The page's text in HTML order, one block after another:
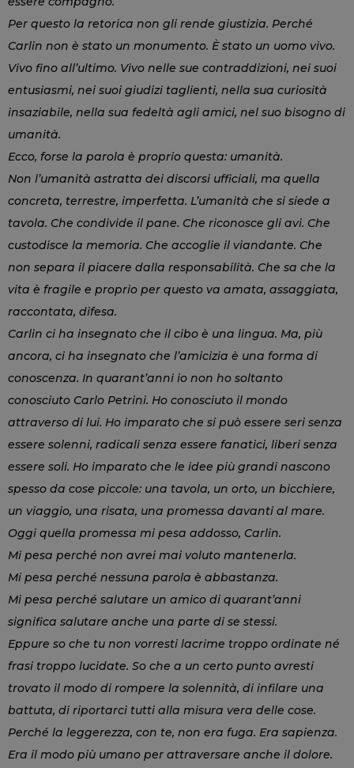
Per questo la retorica non gli rende giustizia. Perché
Carlin non è stato un monumento. È stato un uomo vivo.
Vivo fino all’ultimo. Vivo nelle sue contraddizioni, nei suoi
entusiasmi, nei suoi giudizi taglienti, nella sua curiosità
insaziabile, nella sua fedeltà agli amici, nel suo bisogno di
umanità.
Ecco, forse la parola è proprio questa: umanità.
Non l’umanità astratta dei discorsi ufficiali, ma quella
concreta, terrestre, imperfetta. L’umanità che si siede a
tavola. Che condivide il pane. Che riconosce gli avi. Che
custodisce la memoria. Che accoglie il viandante. Che
non separa il piacere dalla responsabilità. Che sa che la
vita è fragile e proprio per questo va amata, assaggiata,
raccontata, difesa.
Carlin ci ha insegnato che il cibo è una lingua. Ma, più
ancora, ci ha insegnato che l’amicizia è una forma di
conoscenza. In quarant’anni io non ho soltanto
conosciuto Carlo Petrini. Ho conosciuto il mondo
attraverso di lui. Ho imparato che si può essere seri senza
essere solenni, radicali senza essere fanatici, liberi senza
essere soli. Ho imparato che le idee più grandi nascono
spesso da cose piccole: una tavola, un orto, un bicchiere,
un viaggio, una risata, una promessa davanti al mare.
Oggi quella promessa mi pesa addosso, Carlin.
Mi pesa perché non avrei mai voluto mantenerla.
Mi pesa perché nessuna parola è abbastanza.
Mi pesa perché salutare un amico di quarant’anni
significa salutare anche una parte di se stessi.
Eppure so che tu non vorresti lacrime troppo ordinate né
frasi troppo lucidate. So che a un certo punto avresti
trovato il modo di rompere la solennità, di infilare una
battuta, di riportarci tutti alla misura vera delle cose.
Perché la leggerezza, con te, non era fuga. Era sapienza.
Era il modo più umano per attraversare anche il dolore.